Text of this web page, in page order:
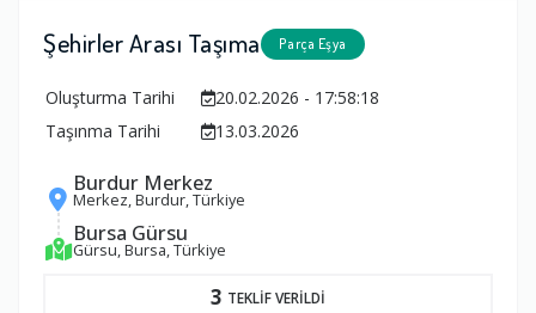
Şehirler Arası Taşıma Parça Eşya
Oluşturma Tarihi
20.02.2026 - 17:58:18
Taşınma Tarihi
13.03.2026
Burdur Merkez
Merkez, Burdur, Türkiye
Bursa Gürsu
Gürsu, Bursa, Türkiye
3 TEKLİF VERİLDİ